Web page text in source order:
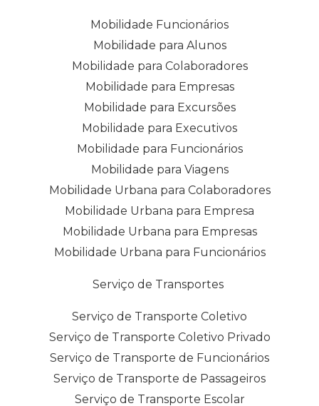
Mobilidade Funcionários
Mobilidade para Alunos
Mobilidade para Colaboradores
Mobilidade para Empresas
Mobilidade para Excursões
Mobilidade para Executivos
Mobilidade para Funcionários
Mobilidade para Viagens
Mobilidade Urbana para Colaboradores
Mobilidade Urbana para Empresa
Mobilidade Urbana para Empresas
Mobilidade Urbana para Funcionários
Serviço de Transportes
Serviço de Transporte Coletivo
Serviço de Transporte Coletivo Privado
Serviço de Transporte de Funcionários
Serviço de Transporte de Passageiros
Serviço de Transporte Escolar